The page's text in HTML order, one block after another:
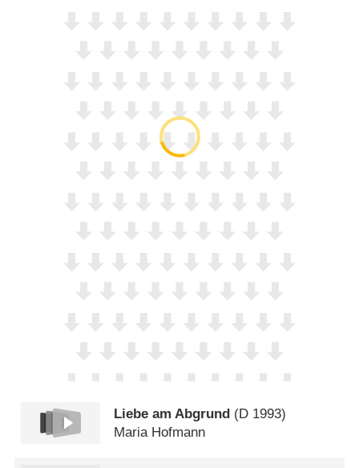
Liebe am Abgrund (D 1993)
Maria Hofmann